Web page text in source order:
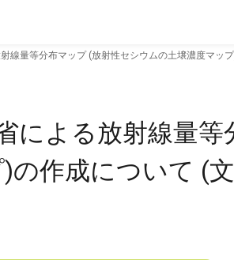
線量等分布マップ (放射性セシウムの土壌濃度マッ
による放射線量等
の作成について (